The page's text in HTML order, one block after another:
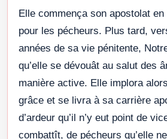
Elle commença son apostolat
pour les pécheurs. Plus tard,
années de sa vie pénitente,
qu’elle se dévouât au salut des
manière active. Elle implora
grâce et se livra à sa carrière
d’ardeur qu’il n’y eut point de
combattît, de pécheurs qu’elle